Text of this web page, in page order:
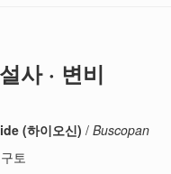
사 · 변비
(하이오신) / Buscopan
토